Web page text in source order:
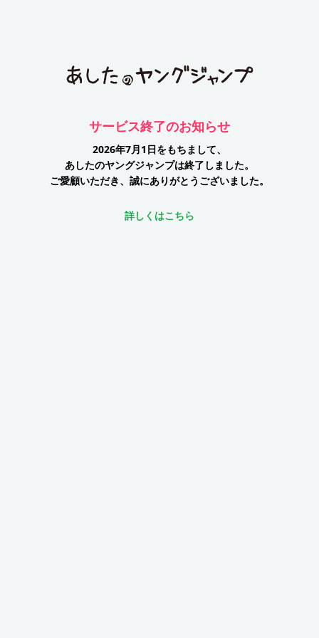
サービス終了のお知らせ
2026年7月1日をもちまして、
あしたのヤングジャンプは終了しました。
ご愛顧いただき、誠にありがとうございました。
詳しくはこちら